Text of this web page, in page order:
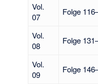
Vol.
07
Folge
Vol.
08
Folge
Vol.
09
Folge